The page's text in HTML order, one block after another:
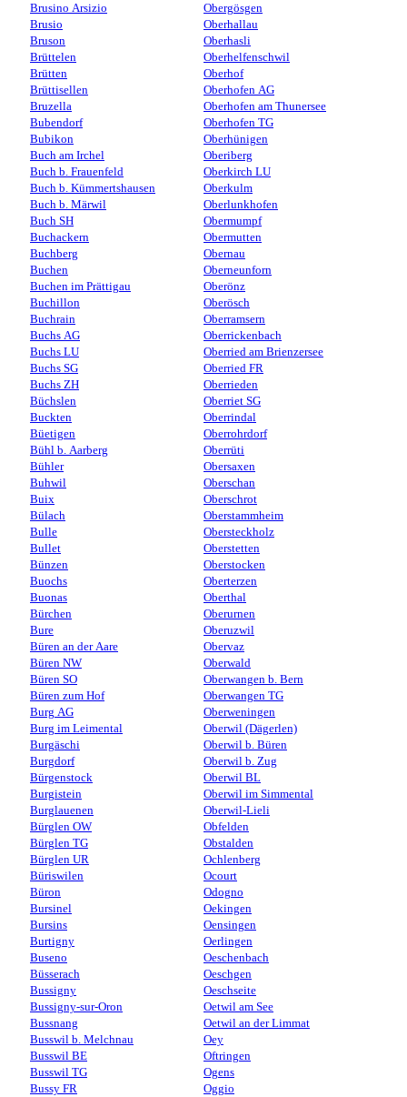
Brusino Arsizio
Brusio
Bruson
Brüttelen
Brütten
Brüttisellen
Bruzella
Bubendorf
Bubikon
Buch am Irchel
Buch b. Frauenfeld
Buch b. Kümmertshausen
Buch b. Märwil
Buch SH
Buchackern
Buchberg
Buchen
Buchen im Prättigau
Buchillon
Buchrain
Buchs AG
Buchs LU
Buchs SG
Buchs ZH
Büchslen
Buckten
Büetigen
Bühl b. Aarberg
Bühler
Buhwil
Buix
Bülach
Bulle
Bullet
Bünzen
Buochs
Buonas
Bürchen
Bure
Büren an der Aare
Büren NW
Büren SO
Büren zum Hof
Burg AG
Burg im Leimental
Burgäschi
Burgdorf
Bürgenstock
Burgistein
Burglauenen
Bürglen OW
Bürglen TG
Bürglen UR
Büriswilen
Büron
Bursinel
Bursins
Burtigny
Buseno
Büsserach
Bussigny
Bussigny-sur-Oron
Bussnang
Busswil b. Melchnau
Busswil BE
Busswil TG
Bussy FR
Obergösgen
Oberhallau
Oberhasli
Oberhelfenschwil
Oberhof
Oberhofen AG
Oberhofen am Thunersee
Oberhofen TG
Oberhünigen
Oberiberg
Oberkirch LU
Oberkulm
Oberlunkhofen
Obermumpf
Obermutten
Obernau
Oberneunforn
Oberönz
Oberösch
Oberramsern
Oberrickenbach
Oberried am Brienzersee
Oberried FR
Oberrieden
Oberriet SG
Oberrindal
Oberrohrdorf
Oberrüti
Obersaxen
Oberschan
Oberschrot
Oberstammheim
Obersteckholz
Oberstetten
Oberstocken
Oberterzen
Oberthal
Oberurnen
Oberuzwil
Obervaz
Oberwald
Oberwangen b. Bern
Oberwangen TG
Oberweningen
Oberwil (Dägerlen)
Oberwil b. Büren
Oberwil b. Zug
Oberwil BL
Oberwil im Simmental
Oberwil-Lieli
Obfelden
Obstalden
Ochlenberg
Ocourt
Odogno
Oekingen
Oensingen
Oerlingen
Oeschenbach
Oeschgen
Oeschseite
Oetwil am See
Oetwil an der Limmat
Oey
Oftringen
Ogens
Oggio